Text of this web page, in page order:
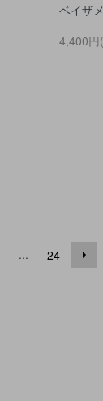
ベイザ
4,400円
... 24